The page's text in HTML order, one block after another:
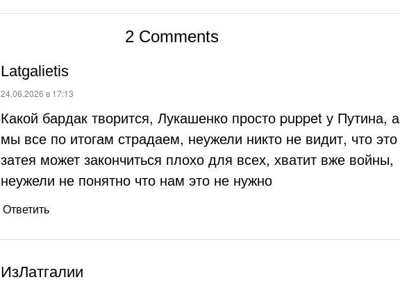
2 Comments
Latgalietis
:
24.06.2026 в 17:13
Какой бардак творится, Лукашенко просто puppet у Путина, а
мы все по итогам страдаем, неужели никто не видит, что это
затея может закончиться плохо для всех, хватит вже войны,
неужели не понятно что нам это не нужно
Ответить
ИзЛатгалии